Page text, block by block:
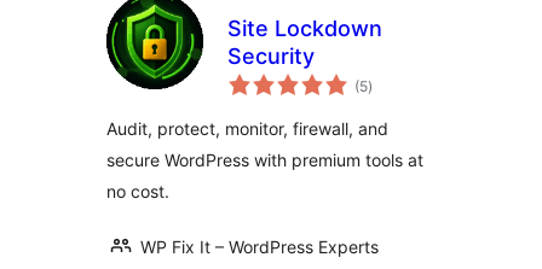
Site Lockdown
Security
(5གདེང་
འཇོག་
ཚང་།
)
Audit, protect, monitor, firewall, and
secure WordPress with premium tools at
no cost.
WP Fix It – WordPress Experts